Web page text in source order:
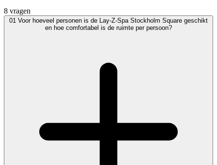
8 vragen
01 Voor hoeveel personen is de Lay-Z-Spa Stockholm Square geschikt
en hoe comfortabel is de ruimte per persoon?